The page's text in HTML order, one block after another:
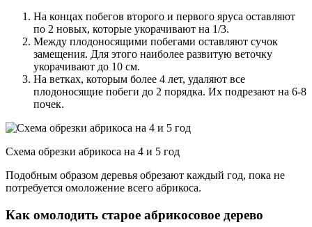
На концах побегов второго и первого яруса оставляют
по 2 новых, которые укорачивают на 1/3.
Между плодоносящими побегами оставляют сучок
замещения. Для этого наиболее развитую веточку
укорачивают до 10 см.
На ветках, которым более 4 лет, удаляют все
плодоносящие побеги до 2 порядка. Их подрезают на 6-8
почек.
Схема обрезки абрикоса на 4 и 5 год
Подобным образом деревья обрезают каждый год, пока не
потребуется омоложение всего абрикоса.
Как омолодить старое абрикосовое дерево